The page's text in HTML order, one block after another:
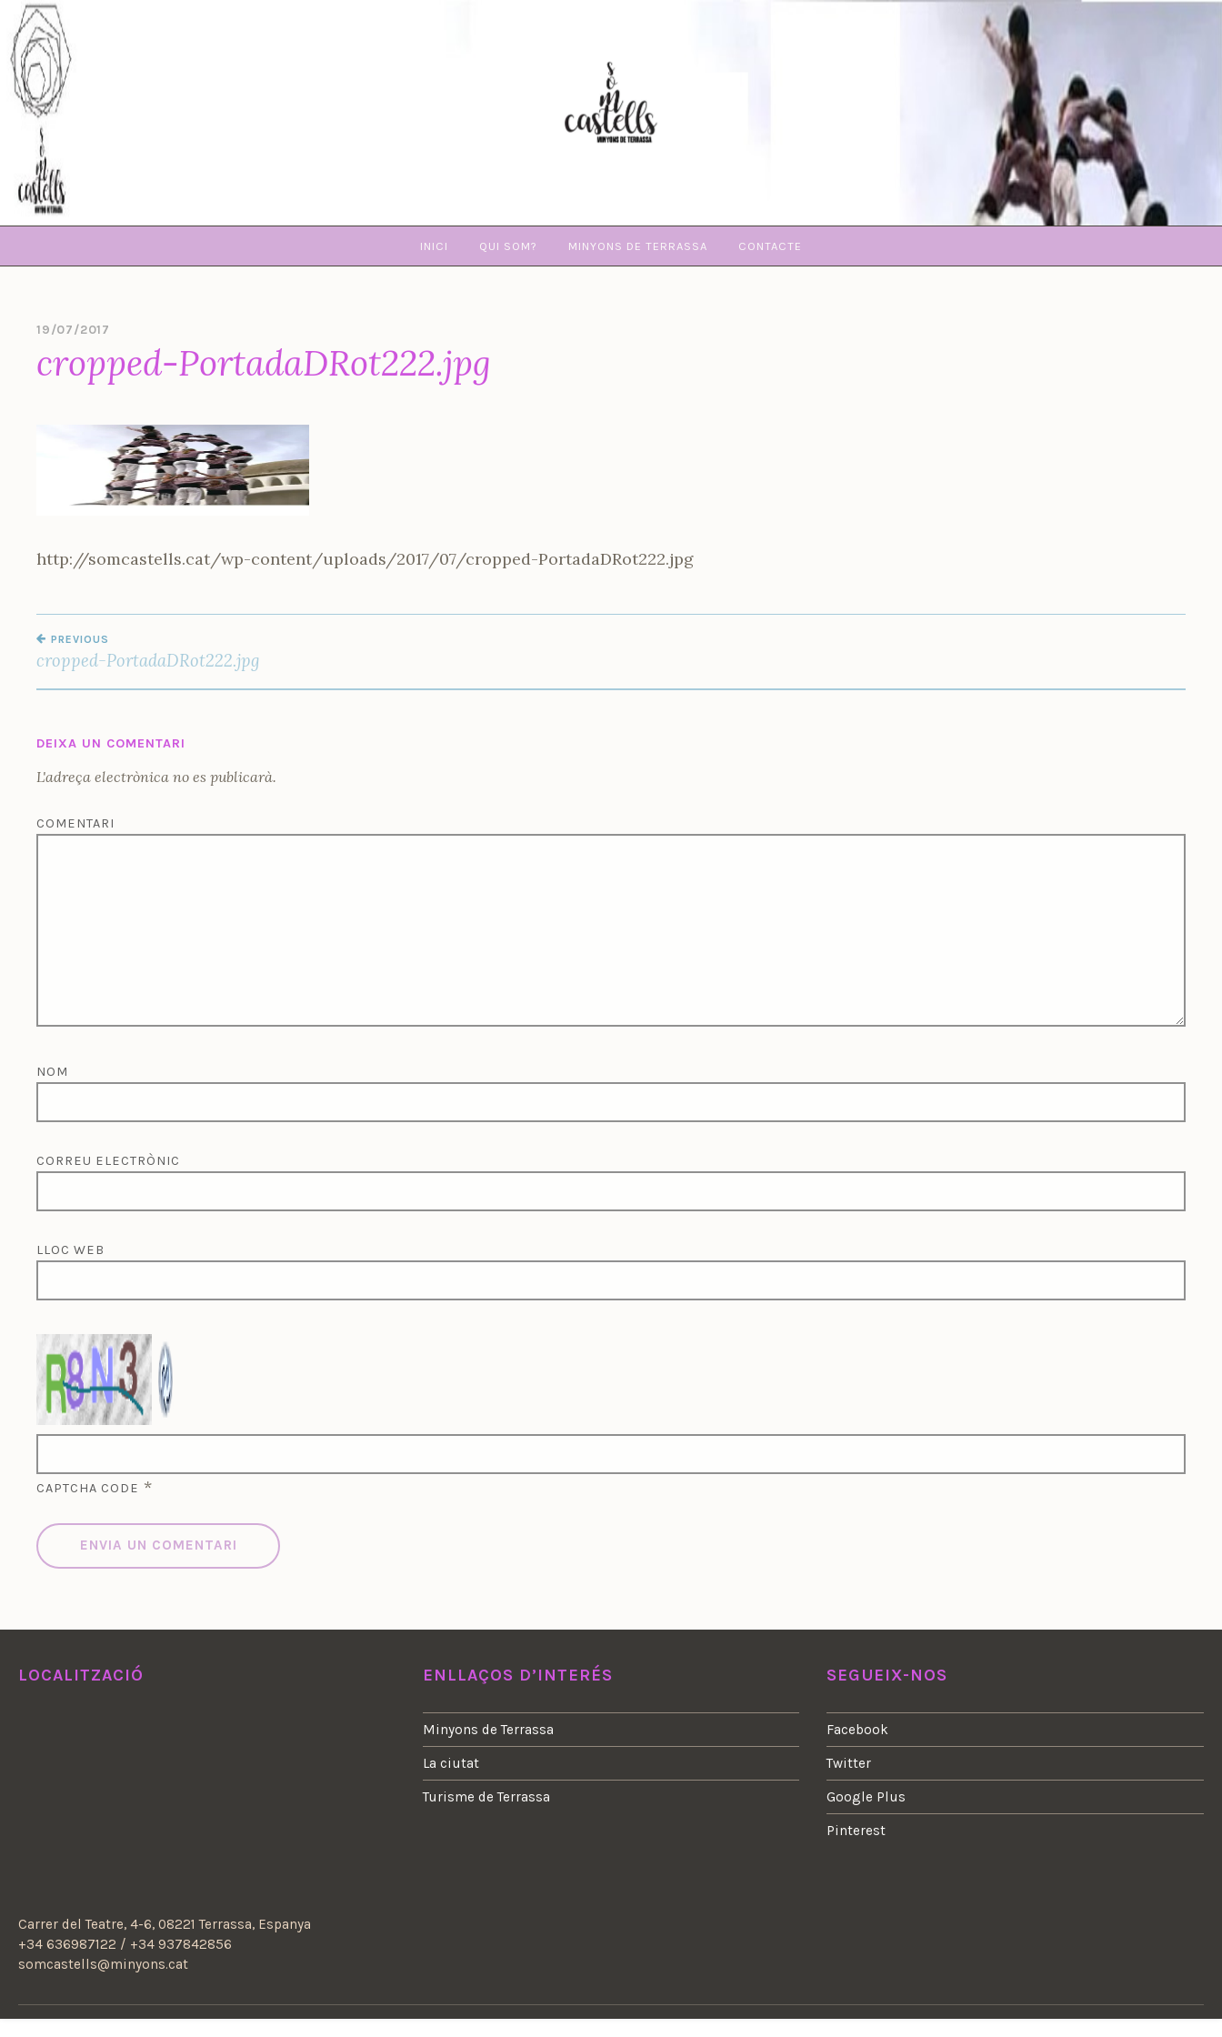
Skip
to
content
INICI QUI SOM? MINYONS DE TERRASSA CONTACTE
19/07/2017
J
O
cropped-PortadaDRot222.jpg
http://somcastells.cat/wp-content/uploads/2017/07/cropped-PortadaDRot222.jpg
NAVEGACIÓ
D'ENTRADES
PREVIOUS
cropped-PortadaDRot222.jpg
DEIXA UN COMENTARI
L'adreça electrònica no es publicarà.
COMENTARI
NOM
CORREU ELECTRÒNIC
LLOC WEB
CAPTCHA CODE *
LOCALITZACIÓ
Carrer del Teatre, 4-6, 08221 Terrassa, Espanya
+34 636987122 / +34 937842856
somcastells@minyons.cat
ENLLAÇOS D’INTERÉS
Minyons de Terrassa
La ciutat
Turisme de Terrassa
SEGUEIX-NOS
Facebook
Twitter
Google Plus
Pinterest